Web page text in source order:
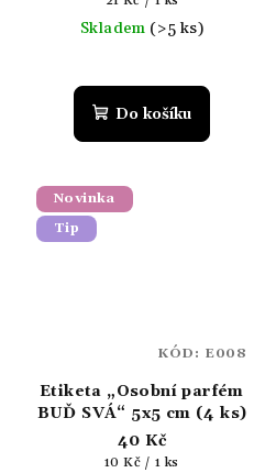
cena:
Skladem (>5 ks)
Do košíku
Novinka
Tip
Etiketa „Osobní parfém
BUĎ SVÁ“ 5x5 cm (4 ks)
40 Kč
Měrná
10 Kč / 1 ks
KÓD: E008